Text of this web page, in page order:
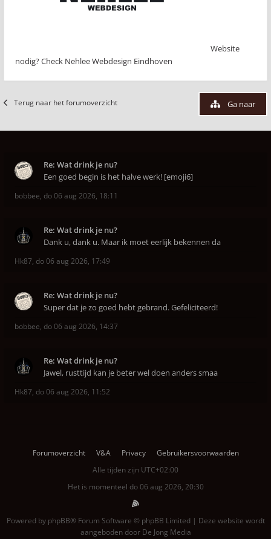
Website
nodig? Check Nehlee Webdesign Eindhoven
Terug naar het forumoverzicht Ga naar
Re: Wat drink je nu?
Een goed begin is het halve werk! [emoji6]
bobbee, do 06 aug 2026, 18:11
Re: Wat drink je nu?
Dank u, dank u. Maar ik moet eerlijk bekennen da
Hk87, do 06 aug 2026, 17:49
Re: Wat drink je nu?
Super dat je zo goed hebt gebrand. Gefeliciteerd!
bobbee, do 06 aug 2026, 14:37
Re: Wat drink je nu?
Jawel, rusttijd kan je beter wel doen anders smaa
Hk87, do 06 aug 2026, 11:52
Forumoverzicht V&A Privacy
Gebruikersvoorwaarden
Alle tijden zijn UTC+02:00
Het is momenteel do 06 aug 2026, 20:30
Powered by phpBB® Forum Software © phpBB Limited | Deze website wordt
aangeboden door De Jong Media